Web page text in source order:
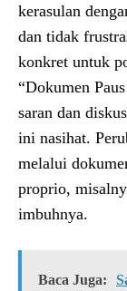
kerasulan
dan tidak
konkret untuk
“Dokumen
saran dan
ini nasihat.
melalui
proprio,
imbuhnya.
Baca Juga: